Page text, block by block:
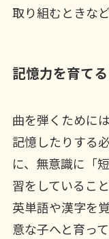
取り組むときな
記憶力を育てる
曲を弾くために
記憶したりする
に、無意識に「
習をしているこ
英単語や漢字を
意な子へと育って